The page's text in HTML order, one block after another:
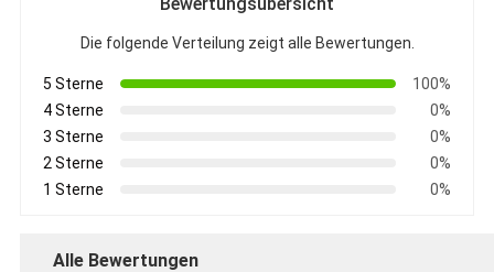
Die folgende Verteilung zeigt alle Bewertungen.
5 Sterne
100%
4 Sterne
0%
3 Sterne
0%
2 Sterne
0%
1 Sterne
0%
Alle Bewertungen